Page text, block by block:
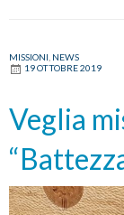
MISSIONI NEWS
19 OTTOBRE 2019
Veglia